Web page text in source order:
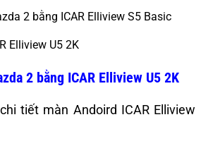
Elliview U5 2K
2 bằng ICAR Elliview U5 2K
tiết màn Andoird ICAR Elliview